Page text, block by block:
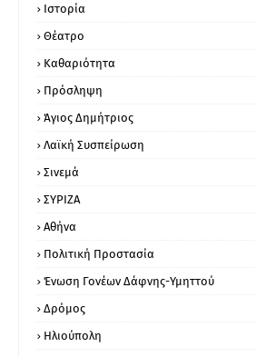
Ιστορία
Θέατρο
Καθαριότητα
Πρόσληψη
Άγιος Δημήτριος
Λαϊκή Συσπείρωση
Σινεμά
ΣΥΡΙΖΑ
Αθήνα
Πολιτική Προστασία
Ένωση Γονέων Δάφνης-Υμηττού
Δρόμος
Ηλιούπολη